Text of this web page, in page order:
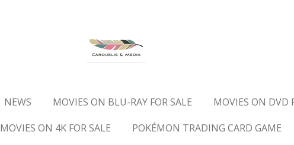
NEWS MOVIES ON BLU-RAY FOR SALE
MOVIES ON DVD
MOVIES ON 4K FOR SALE POKÉMON TRADING CARD GAME